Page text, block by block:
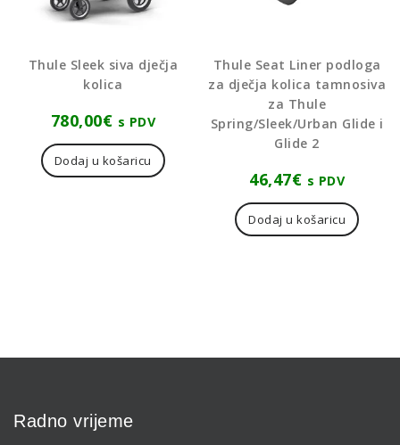
Thule Sleek siva dječja
kolica
780,00€ s PDV
Dodaj u košaricu
Thule Seat Liner podloga
za dječja kolica tamnosiva
za Thule
Spring/Sleek/Urban Glide i
Glide 2
46,47€ s PDV
Dodaj u košaricu
Radno vrijeme